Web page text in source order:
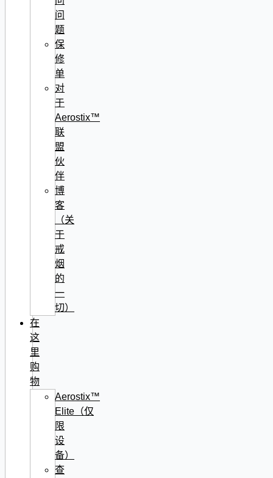
问
题
保
修
单
对
于
Aerostix™
联
盟
伙
伴
博
客
（关
于
戒
烟
的
一
切）
在
这
里
购
物
Aerostix™
Elite（仅
限
设
备）
查